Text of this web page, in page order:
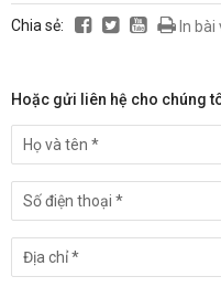
Chia sẻ: In bài
Hoặc gửi liên hệ cho chúng